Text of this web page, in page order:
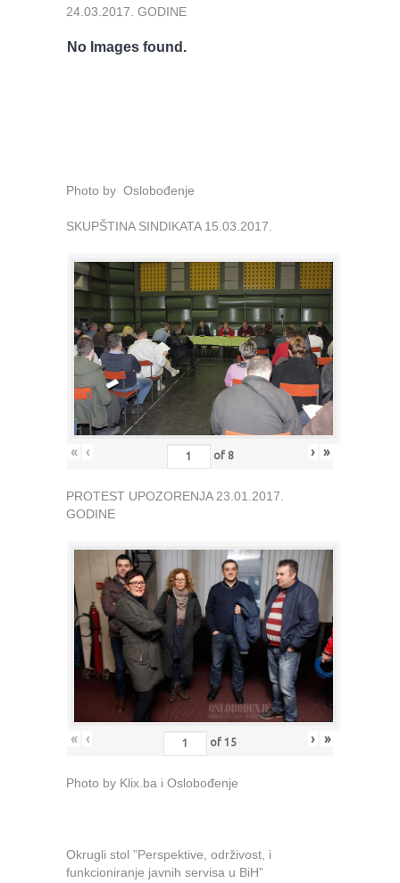
24.03.2017. GODINE
No Images found.
Photo by Oslobođenje
SKUPŠTINA SINDIKATA 15.03.2017.
« ‹ of 8 › »
PROTEST UPOZORENJA 23.01.2017.
GODINE
« ‹ of 15 › »
Photo by Klix.ba i Oslobođenje
Okrugli stol ”Perspektive, održivost, i
funkcioniranje javnih servisa u BiH”